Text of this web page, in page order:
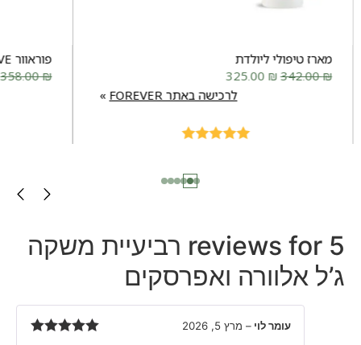
מארז טיפולי ליולדת
342.00₪
325.00 ₪
לרכישה באתר FOREVER
פוראוור MOVE
358.00₪
5 reviews for
רביעיית משקה
ג’ל אלוורה ואפרסקים
עומר לוי – מרץ 5, 2026